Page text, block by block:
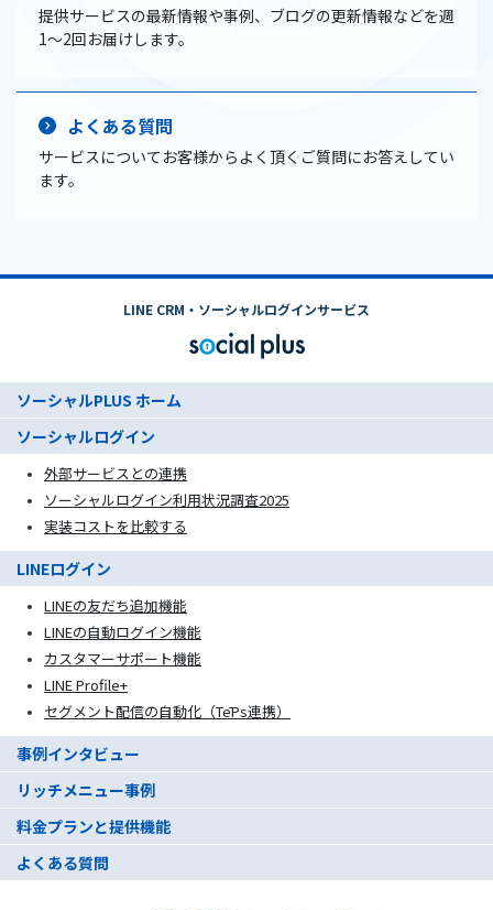
提供サービスの最新情報や事例、ブログの更新情報などを週
1〜2回お届けします。
よくある質問
サービスについてお客様からよく頂くご質問にお答えしてい
ます。
LINE CRM・ソーシャルログインサービス
ソーシャルPLUS ホーム
ソーシャルログイン
外部サービスとの連携
ソーシャルログイン利用状況調査2025
実装コストを比較する
LINEログイン
LINEの友だち追加機能
LINEの自動ログイン機能
カスタマーサポート機能
LINE Profile+
セグメント配信の自動化（TēPs連携）
事例インタビュー
リッチメニュー事例
料金プランと提供機能
よくある質問